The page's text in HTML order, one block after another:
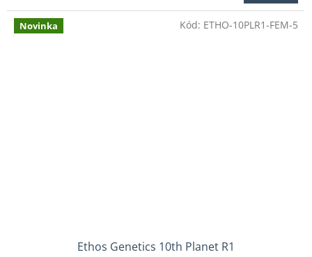
4,0
Novinka
Ethos Genetics 10th Planet R1
Kód: ETHO-10PLR1-FEM-5